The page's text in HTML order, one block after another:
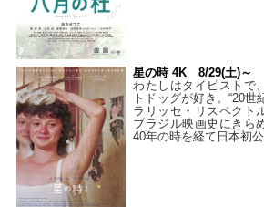
星の時 4K 8/29(土)～
わたしはタイピストで
トドッグが好き。“20世
ラリッセ・リスペクト
ブラジル映画史にきら
40年の時を経て⽇本初